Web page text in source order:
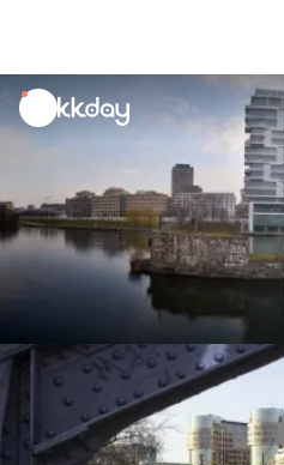
unread
notifications